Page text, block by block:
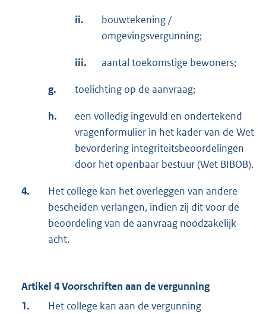
ii.
bouwtekening /
omgevingsvergunning;
iii. aantal toekomstige bewoners;
g. toelichting op de aanvraag;
h.
een volledig ingevuld en ondertekend
vragenformulier in het kader van de Wet
bevordering integriteitsbeoordelingen
door het openbaar bestuur (Wet BIBOB).
4.
Het college kan het overleggen van andere
bescheiden verlangen, indien zij dit voor de
beoordeling van de aanvraag noodzakelijk
acht.
Artikel 4 Voorschriften aan de vergunning
1.
Het college kan aan de vergunning